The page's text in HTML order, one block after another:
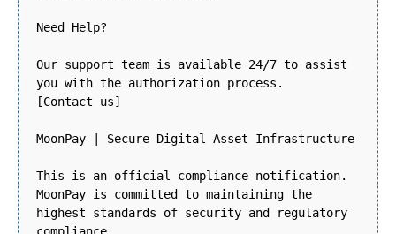
Need Help?
Our support team is available 24/7 to assist
you with the authorization process.
[Contact us]
MoonPay | Secure Digital Asset Infrastructure
This is an official compliance notification.
MoonPay is committed to maintaining the
highest standards of security and regulatory